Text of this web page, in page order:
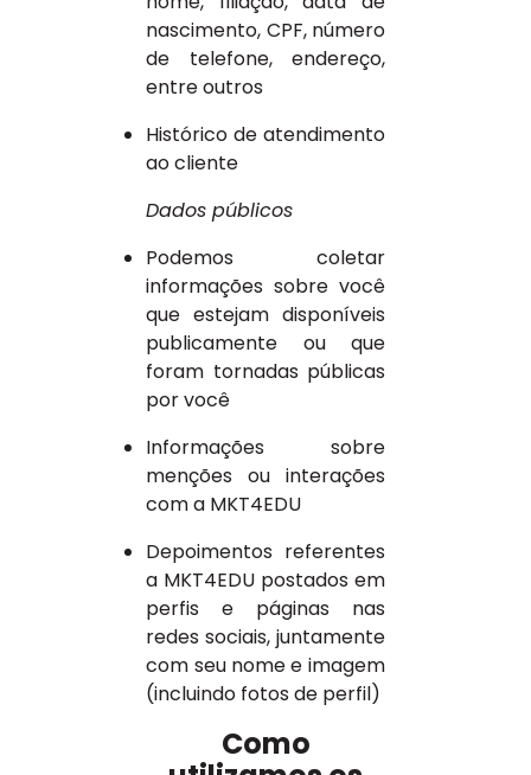
nascimento, CPF, número
de telefone, endereço,
entre outros
Histórico de atendimento
ao cliente
Dados públicos
Podemos coletar
informações sobre você
que estejam disponíveis
publicamente ou que
foram tornadas públicas
por você
Informações sobre
menções ou interações
com a MKT4EDU
Depoimentos referentes
a MKT4EDU postados em
perfis e páginas nas
redes sociais, juntamente
com seu nome e imagem
(incluindo fotos de perfil)
Como